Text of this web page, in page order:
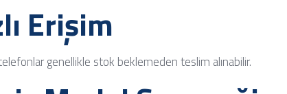
Erişim
genellikle stok beklemeden teslim alınabilir.